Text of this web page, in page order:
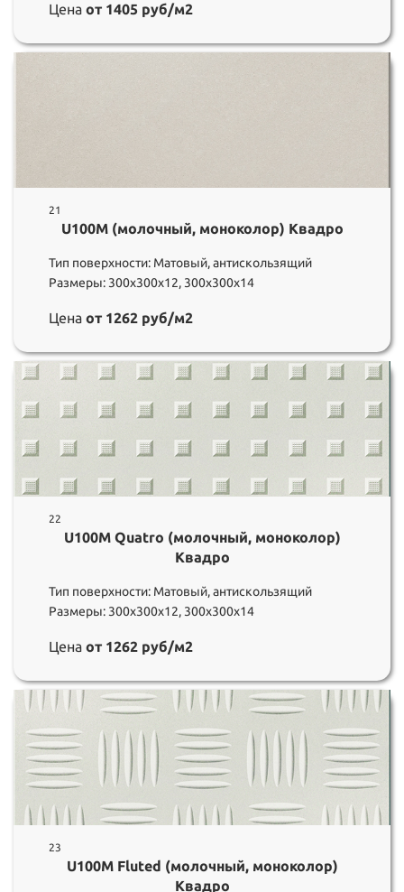
Цена от 1405 руб/м2
21
U100M (молочный, моноколор) Квадро
Тип поверхности: Матовый, антискользящий
Размеры: 300х300х12, 300х300х14
Цена от 1262 руб/м2
22
U100M Quatro (молочный, моноколор)
Квадро
Тип поверхности: Матовый, антискользящий
Размеры: 300х300х12, 300х300х14
Цена от 1262 руб/м2
23
U100M Fluted (молочный, моноколор)
Квадро